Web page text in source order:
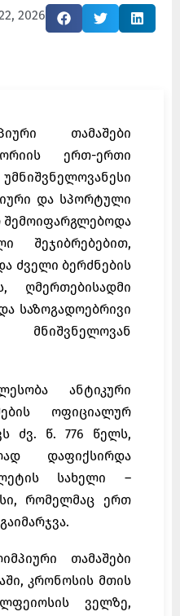
2026
თამაშები
ერთ-ერთი
და სპორტული
შემოიფარგლებოდა
შეჯიბრებებით,
ძველი ბერძნების
ღმერთებისადმი
საზოგადოებრივი
ანტიკური
ოფიციალურ
ძვ. წ. 776 წელს,
დაფიქსირდა
სახელი –
რომელმაც ერთ
თამაშები
კრონოსის მთის
ველზე,